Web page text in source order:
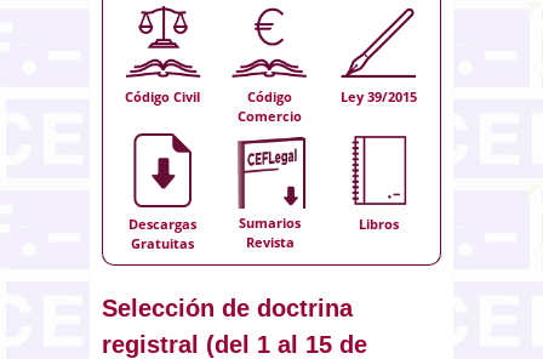
Código Civil
Código
Comercio
Ley 39/2015
Descargas
Gratuitas
Sumarios
Revista
Libros
Selección de doctrina
registral (del 1 al 15 de